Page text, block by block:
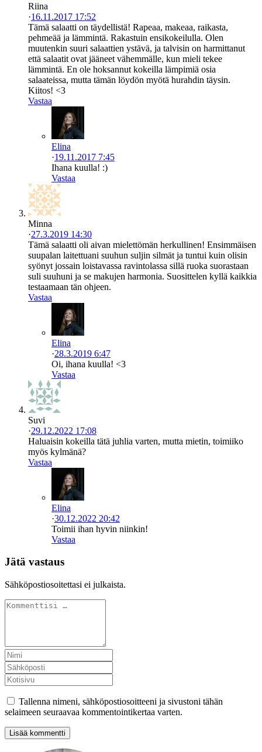
Riina
·16.11.2017 17:52
Tämä salaatti on täydellistä! Rapeaa, makeaa, raikasta,
pehmeää ja lämmintä. Rakastuin ensikokeilulla. Olen
muutenkin suuri salaattien ystävä, ja talvisin on harmittanut
että salaatit ovat jääneet vähemmälle, kun mieli tekee
lämmintä. En ole hoksannut kokeilla lämpimiä osia
salaateissa, mutta tämän löydön myötä hurahdin täysin.
Kiitos! <3
Vastaa
Elina
·19.11.2017 7:45
Ihana kuulla! :)
Vastaa
Minna
·27.3.2019 14:30
Tämä salaatti oli aivan mielettömän herkullinen! Ensimmäisen
suupalan laitettuani suuhun suljin silmät ja tuntui kuin olisin
syönyt jossain loistavassa ravintolassa sillä ruoka suorastaan
suli suuhuni ja se makujen harmonia. Suosittelen kyllä kaikkia
testaamaan tän ohjeen.
Vastaa
Elina
·28.3.2019 6:47
Oi, ihana kuulla! <3
Vastaa
Suvi
·29.12.2022 17:08
Haluaisin kokeilla tätä juhlia varten, mutta mietin, toimiiko
myös kylmänä?
Vastaa
Elina
·30.12.2022 20:42
Toimii ihan hyvin niinkin!
Vastaa
Jätä vastaus
Sähköpostiosoitettasi ei julkaista.
Tallenna nimeni, sähköpostiosoitteeni ja sivustoni tähän
selaimeen seuraavaa kommentointikertaa varten.